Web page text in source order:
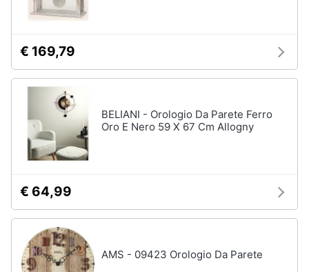
Philips
illuminazione
Lampadari
Lampadari
moderni
tutti
Arredamento
esterno
Piscine
€ 169,79
BELIANI - Orologio Da Parete Ferro
Oro E Nero 59 X 67 Cm Allogny
€ 64,99
AMS - 09423 Orologio Da Parete